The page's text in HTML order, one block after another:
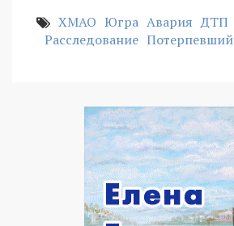
ХМАО Югра Авария ДТП
Расследование Потерпевший